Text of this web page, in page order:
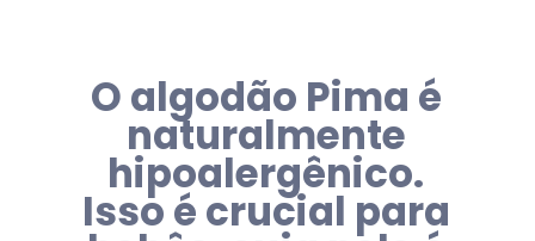
O algodão Pima é
naturalmente
hipoalergênico.
Isso é crucial para